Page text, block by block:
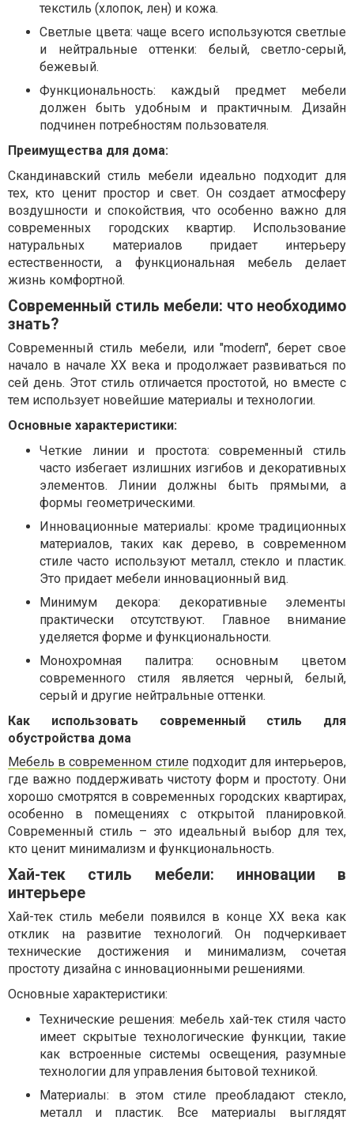
текстиль (хлопок, лен) и кожа.
Светлые цвета: чаще всего используются светлые
и нейтральные оттенки: белый, светло-серый,
бежевый.
Функциональность: каждый предмет мебели
должен быть удобным и практичным. Дизайн
подчинен потребностям пользователя.
Преимущества для дома:
Скандинавский стиль мебели идеально подходит для
тех, кто ценит простор и свет. Он создает атмосферу
воздушности и спокойствия, что особенно важно для
современных городских квартир. Использование
натуральных материалов придает интерьеру
естественности, а функциональная мебель делает
жизнь комфортной.
Современный стиль мебели: что необходимо
знать?
Современный стиль мебели, или "modern", берет свое
начало в начале ХХ века и продолжает развиваться по
сей день. Этот стиль отличается простотой, но вместе с
тем использует новейшие материалы и технологии.
Основные характеристики:
Четкие линии и простота: современный стиль
часто избегает излишних изгибов и декоративных
элементов. Линии должны быть прямыми, а
формы геометрическими.
Инновационные материалы: кроме традиционных
материалов, таких как дерево, в современном
стиле часто используют металл, стекло и пластик.
Это придает мебели инновационный вид.
Минимум декора: декоративные элементы
практически отсутствуют. Главное внимание
уделяется форме и функциональности.
Монохромная палитра: основным цветом
современного стиля является черный, белый,
серый и другие нейтральные оттенки.
Как использовать современный стиль для
обустройства дома
Мебель в современном стиле подходит для интерьеров,
где важно поддерживать чистоту форм и простоту. Они
хорошо смотрятся в современных городских квартирах,
особенно в помещениях с открытой планировкой.
Современный стиль – это идеальный выбор для тех,
кто ценит минимализм и функциональность.
Хай-тек стиль мебели: инновации в
интерьере
Хай-тек стиль мебели появился в конце ХХ века как
отклик на развитие технологий. Он подчеркивает
технические достижения и минимализм, сочетая
простоту дизайна с инновационными решениями.
Основные характеристики:
Технические решения: мебель хай-тек стиля часто
имеет скрытые технологические функции, такие
как встроенные системы освещения, разумные
технологии для управления бытовой техникой.
Материалы: в этом стиле преобладают стекло,
металл и пластик. Все материалы выглядят